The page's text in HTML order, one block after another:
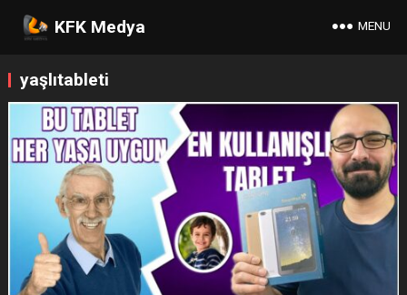
KFK Medya MENU
yaşlıtableti